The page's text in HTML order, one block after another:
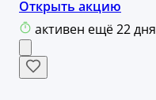
Открыть акцию
активен ещё 22 дня